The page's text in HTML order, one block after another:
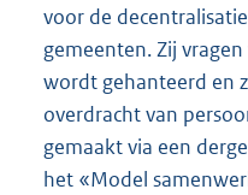
voor de
gemeenten. Zij
wordt gehanteerd en
overdracht van
gemaakt via een
het «Model